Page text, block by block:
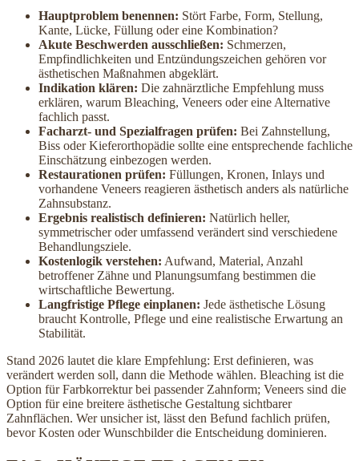
Hauptproblem benennen: Stört Farbe, Form, Stellung,
Kante, Lücke, Füllung oder eine Kombination?
Akute Beschwerden ausschließen: Schmerzen,
Empfindlichkeiten und Entzündungszeichen gehören vor
ästhetischen Maßnahmen abgeklärt.
Indikation klären: Die zahnärztliche Empfehlung muss
erklären, warum Bleaching, Veneers oder eine Alternative
fachlich passt.
Facharzt- und Spezialfragen prüfen: Bei Zahnstellung,
Biss oder Kieferorthopädie sollte eine entsprechende fachliche
Einschätzung einbezogen werden.
Restaurationen prüfen: Füllungen, Kronen, Inlays und
vorhandene Veneers reagieren ästhetisch anders als natürliche
Zahnsubstanz.
Ergebnis realistisch definieren: Natürlich heller,
symmetrischer oder umfassend verändert sind verschiedene
Behandlungsziele.
Kostenlogik verstehen: Aufwand, Material, Anzahl
betroffener Zähne und Planungsumfang bestimmen die
wirtschaftliche Bewertung.
Langfristige Pflege einplanen: Jede ästhetische Lösung
braucht Kontrolle, Pflege und eine realistische Erwartung an
Stabilität.
Stand 2026 lautet die klare Empfehlung: Erst definieren, was
verändert werden soll, dann die Methode wählen. Bleaching ist die
Option für Farbkorrektur bei passender Zahnform; Veneers sind die
Option für eine breitere ästhetische Gestaltung sichtbarer
Zahnflächen. Wer unsicher ist, lässt den Befund fachlich prüfen,
bevor Kosten oder Wunschbilder die Entscheidung dominieren.